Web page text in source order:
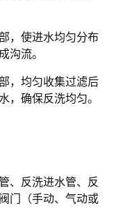
，使进水均匀分布
沟流。
，均匀收集过滤后
，确保反洗均匀。
、反洗进水管、反
门（手动、气动或